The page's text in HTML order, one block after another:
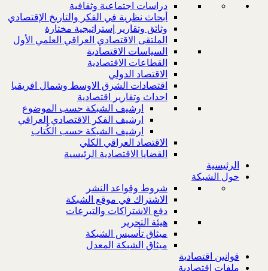
دراسات اجتماعية وثقافية
أبحاث نظرية في الفكر والتاريخ الإقتصادي
وثائق وتقارير إستراتيجية مختارة
الملتقى الاقتصادي العراقي العلمي الأول
السياسات الاقتصادية
القطاعات الاقتصادية
الاقتصاد الدولي
اقتصادات الشرق الاوسط وشمال افريقيا
احداث وتقارير اقتصادية
ارشيف الشبكة حسب الموضوع
ارشيف الفكر الاقتصادي العراقي
ارشيف الشبكة حسب الكُتاب
الاقتصاد العراقي الكلي
القضايا الاقتصادية الرئيسية
الرئيسية
حول الشبكة
شروط وقواعد النشر
الاشتراك في موقع الشبكة
دفع الاشتراكات والتبرعات
هيئة التحرير
ميثاق تأسيس الشبكة
ميثاق الشبكة المعدل
قوانين اقتصادية
ملفات اقتصادية